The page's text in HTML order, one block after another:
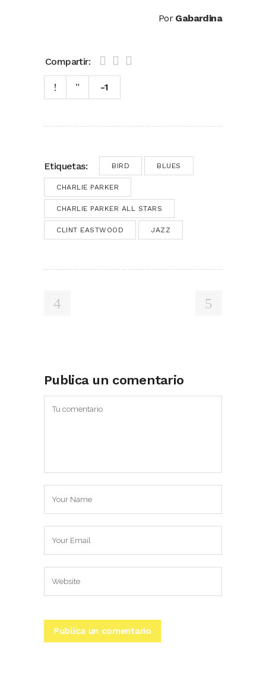
Por Gabardina
Compartir:
-1
Etiquetas: BIRD BLUES
CHARLIE PARKER
CHARLIE PARKER ALL STARS
CLINT EASTWOOD JAZZ
Publica un comentario